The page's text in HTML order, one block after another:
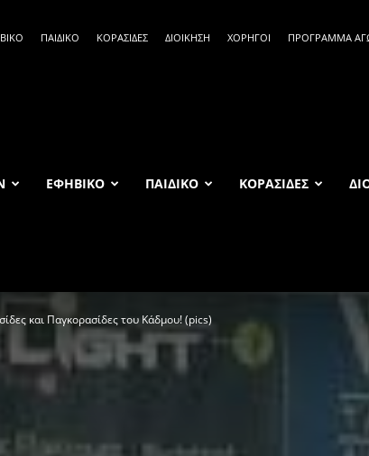
ΠΑΙΔΙΚΟ ΚΟΡΑΣΙΔΕΣ ΔΙΟΙΚΗΣΗ ΧΟΡΗΓΟΙ ΠΡΟΓΡΑΜΜΑ
ΕΦΗΒΙΚΟ ΠΑΙΔΙΚΟ ΚΟΡΑΣΙΔΕΣ
και Παγκορασίδες του Κάδμου! (pics)